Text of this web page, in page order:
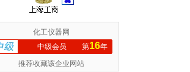
化工仪器网
中级会员
第16年
推荐收藏该企业网站